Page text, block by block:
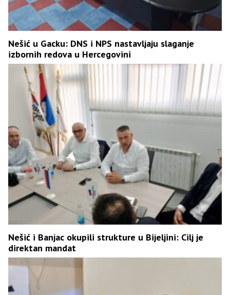
Nešić u Gacku: DNS i NPS nastavljaju slaganje
izbornih redova u Hercegovini
Nešić i Banjac okupili strukture u Bijeljini: Cilj je
direktan mandat